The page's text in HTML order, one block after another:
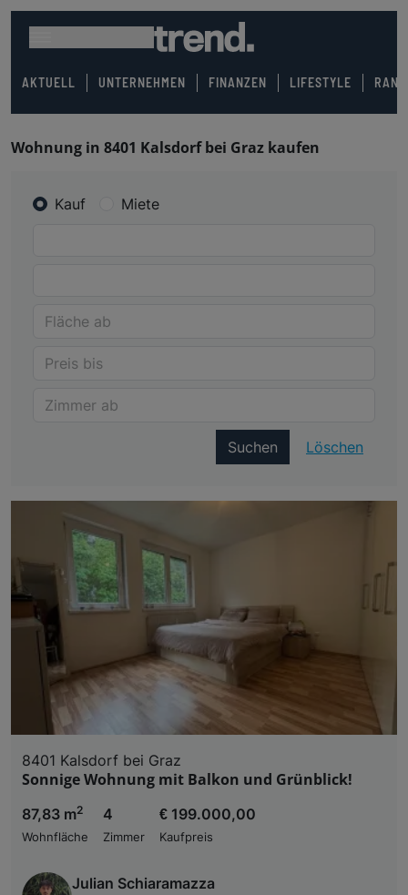
AKTUELL UNTERNEHMEN FINANZEN LIFESTYLE
Wohnung in 8401 Kalsdorf bei Graz kaufen
Kauf Miete
Suchen Löschen
8401 Kalsdorf bei Graz
Sonnige Wohnung mit Balkon und Grünblick!
87,83 m2
Wohnfläche
4
Zimmer
€ 199.000,00
Kaufpreis
Julian Schiaramazza